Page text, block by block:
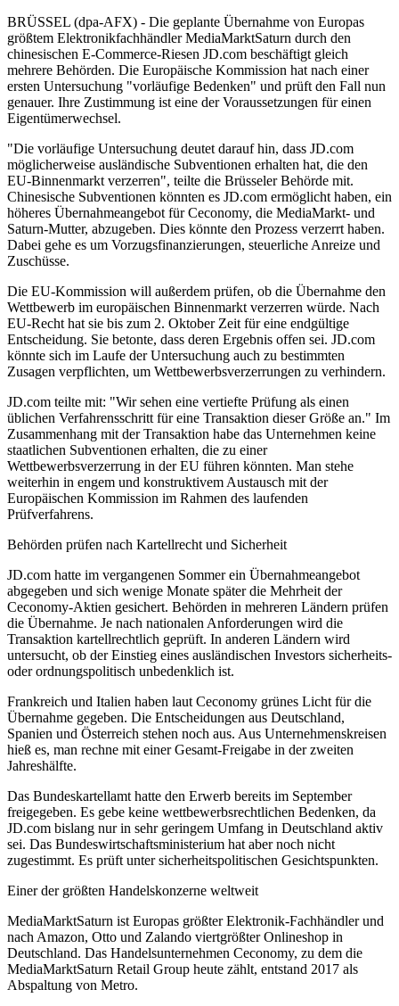
BRÜSSEL (dpa-AFX) - Die geplante Übernahme von Europas
größtem Elektronikfachhändler MediaMarktSaturn durch den
chinesischen E-Commerce-Riesen JD.com beschäftigt gleich
mehrere Behörden. Die Europäische Kommission hat nach einer
ersten Untersuchung "vorläufige Bedenken" und prüft den Fall nun
genauer. Ihre Zustimmung ist eine der Voraussetzungen für einen
Eigentümerwechsel.
"Die vorläufige Untersuchung deutet darauf hin, dass JD.com
möglicherweise ausländische Subventionen erhalten hat, die den
EU-Binnenmarkt verzerren", teilte die Brüsseler Behörde mit.
Chinesische Subventionen könnten es JD.com ermöglicht haben, ein
höheres Übernahmeangebot für Ceconomy, die MediaMarkt- und
Saturn-Mutter, abzugeben. Dies könnte den Prozess verzerrt haben.
Dabei gehe es um Vorzugsfinanzierungen, steuerliche Anreize und
Zuschüsse.
Die EU-Kommission will außerdem prüfen, ob die Übernahme den
Wettbewerb im europäischen Binnenmarkt verzerren würde. Nach
EU-Recht hat sie bis zum 2. Oktober Zeit für eine endgültige
Entscheidung. Sie betonte, dass deren Ergebnis offen sei. JD.com
könnte sich im Laufe der Untersuchung auch zu bestimmten
Zusagen verpflichten, um Wettbewerbsverzerrungen zu verhindern.
JD.com teilte mit: "Wir sehen eine vertiefte Prüfung als einen
üblichen Verfahrensschritt für eine Transaktion dieser Größe an." Im
Zusammenhang mit der Transaktion habe das Unternehmen keine
staatlichen Subventionen erhalten, die zu einer
Wettbewerbsverzerrung in der EU führen könnten. Man stehe
weiterhin in engem und konstruktivem Austausch mit der
Europäischen Kommission im Rahmen des laufenden
Prüfverfahrens.
Behörden prüfen nach Kartellrecht und Sicherheit
JD.com hatte im vergangenen Sommer ein Übernahmeangebot
abgegeben und sich wenige Monate später die Mehrheit der
Ceconomy-Aktien gesichert. Behörden in mehreren Ländern prüfen
die Übernahme. Je nach nationalen Anforderungen wird die
Transaktion kartellrechtlich geprüft. In anderen Ländern wird
untersucht, ob der Einstieg eines ausländischen Investors sicherheits-
oder ordnungspolitisch unbedenklich ist.
Frankreich und Italien haben laut Ceconomy grünes Licht für die
Übernahme gegeben. Die Entscheidungen aus Deutschland,
Spanien und Österreich stehen noch aus. Aus Unternehmenskreisen
hieß es, man rechne mit einer Gesamt-Freigabe in der zweiten
Jahreshälfte.
Das Bundeskartellamt hatte den Erwerb bereits im September
freigegeben. Es gebe keine wettbewerbsrechtlichen Bedenken, da
JD.com bislang nur in sehr geringem Umfang in Deutschland aktiv
sei. Das Bundeswirtschaftsministerium hat aber noch nicht
zugestimmt. Es prüft unter sicherheitspolitischen Gesichtspunkten.
Einer der größten Handelskonzerne weltweit
MediaMarktSaturn ist Europas größter Elektronik-Fachhändler und
nach Amazon, Otto und Zalando viertgrößter Onlineshop in
Deutschland. Das Handelsunternehmen Ceconomy, zu dem die
MediaMarktSaturn Retail Group heute zählt, entstand 2017 als
Abspaltung von Metro.